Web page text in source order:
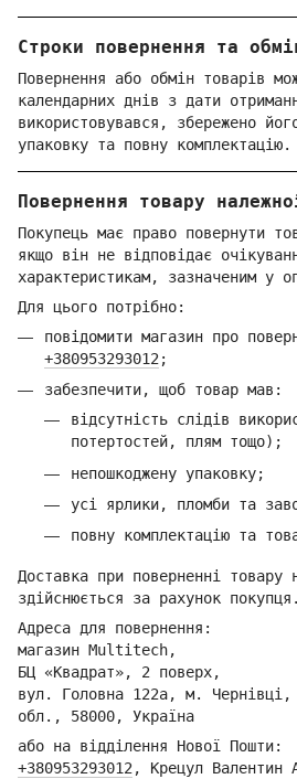
Строки повернення та
Повернення або обмін товарів
календарних днів з дати
використовувався, збережено
упаковку та повну комплектацію.
Повернення товару
Покупець має право повернути
якщо він не відповідає
характеристикам, зазначеним у
Для цього потрібно:
повідомити магазин про
+380953293012 ;
забезпечити, щоб товар мав:
відсутність слідів
потертостей, плям тощо);
непошкоджену упаковку;
усі ярлики, пломби та
повну комплектацію та
Доставка при поверненні товару
здійснюється за рахунок покупця.
Адреса для повернення:
магазин Multitech,
БЦ «Квадрат», 2 поверх,
вул. Головна 122а, м. Чернівці,
обл., 58000, Україна
або на відділення Нової Пошти:
+380953293012 , Крецул Валентин